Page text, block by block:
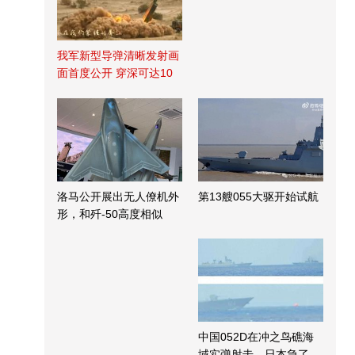
我军新型导弹清晰发射画
面首度公开 穿深可达10
洛马公开展出无人僚机外
形，和歼-50高度相似
第13艘055大驱开始试航
中国052D在冲之鸟礁海